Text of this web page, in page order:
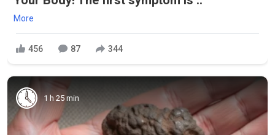
More
456 87 344
1 h 25 min